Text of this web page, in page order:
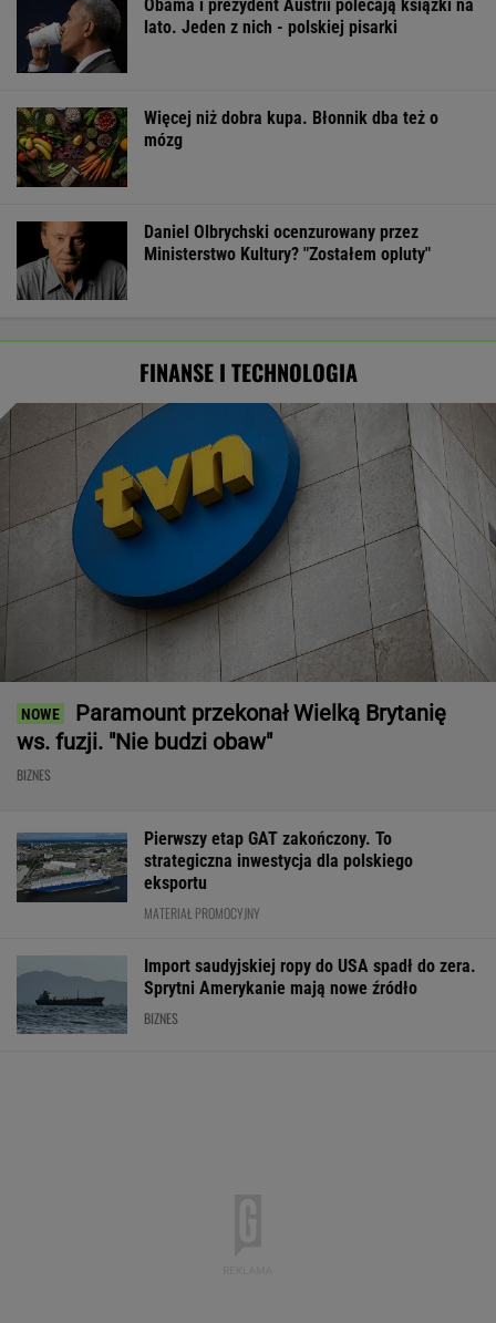
Obama i prezydent Austrii polecają książki na
lato. Jeden z nich - polskiej pisarki
Więcej niż dobra kupa. Błonnik dba też o
mózg
Daniel Olbrychski ocenzurowany przez
Ministerstwo Kultury? "Zostałem opluty"
FINANSE I TECHNOLOGIA
Paramount przekonał Wielką Brytanię
ws. fuzji. "Nie budzi obaw"
BIZNES
Pierwszy etap GAT zakończony. To
strategiczna inwestycja dla polskiego
eksportu
MATERIAŁ PROMOCYJNY
Import saudyjskiej ropy do USA spadł do zera.
Sprytni Amerykanie mają nowe źródło
BIZNES